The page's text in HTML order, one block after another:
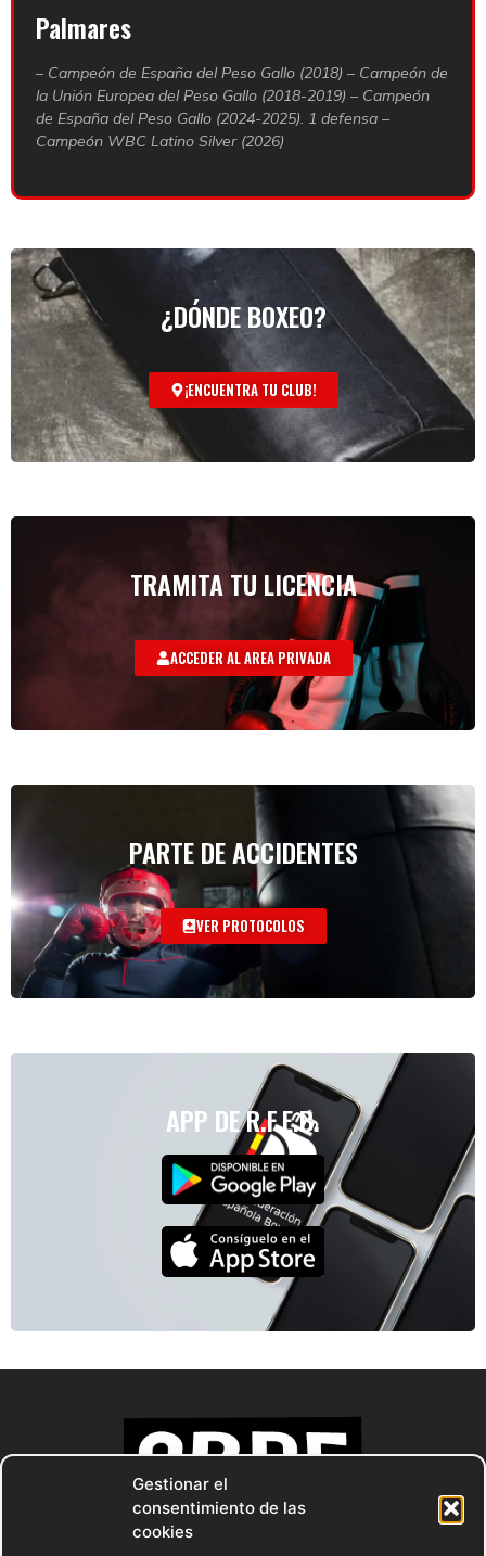
Gestionar el
consentimiento de las
cookies
Palmares
– Campeón de España del Peso Gallo (2018) – Campeón de
la Unión Europea del Peso Gallo (2018-2019) – Campeón
de España del Peso Gallo (2024-2025). 1 defensa –
Campeón WBC Latino Silver (2026)
¿DÓNDE BOXEO?
¡ENCUENTRA TU CLUB!
TRAMITA TU LICENCIA
ACCEDER AL AREA PRIVADA
PARTE DE ACCIDENTES
VER PROTOCOLOS
APP DE R.F.E.B.